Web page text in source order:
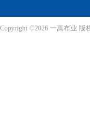
Copyright ©2026 一萬布业 版